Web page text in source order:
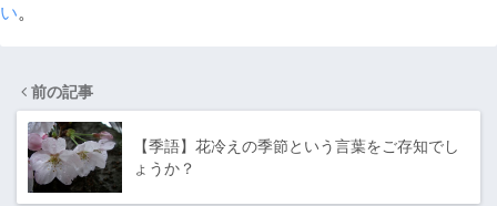
い。
前の記事
【季語】花冷えの季節という言葉をご存知でし
ょうか？